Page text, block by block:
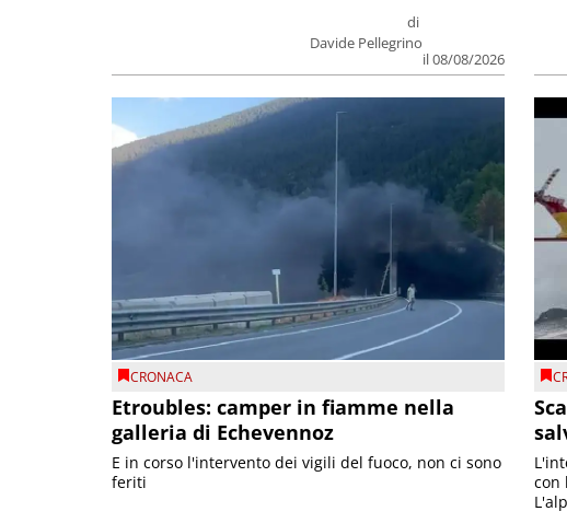
di
Davide Pellegrino
il 08/08/2026
CRONACA
Etroubles: camper in fiamme nella
galleria di Echevennoz
E in corso l'intervento dei vigili del fuoco, non ci sono
feriti
con